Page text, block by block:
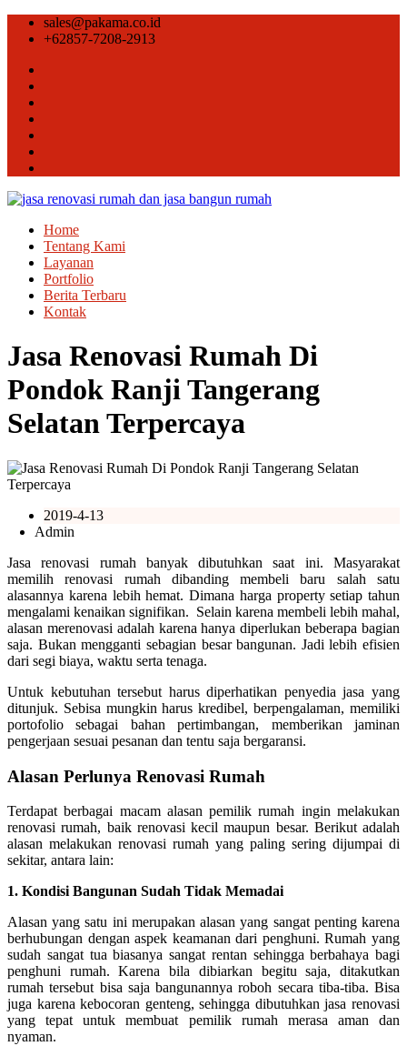
sales@pakama.co.id
+62857-7208-2913
Home
Tentang Kami
Layanan
Portfolio
Berita Terbaru
Kontak
Jasa Renovasi Rumah Di
Pondok Ranji Tangerang
Selatan Terpercaya
2019-4-13
Admin
Jasa renovasi rumah banyak dibutuhkan saat ini. Masyarakat
memilih renovasi rumah dibanding membeli baru salah satu
alasannya karena lebih hemat. Dimana harga property setiap tahun
mengalami kenaikan signifikan. Selain karena membeli lebih mahal,
alasan merenovasi adalah karena hanya diperlukan beberapa bagian
saja. Bukan mengganti sebagian besar bangunan. Jadi lebih efisien
dari segi biaya, waktu serta tenaga.
Untuk kebutuhan tersebut harus diperhatikan penyedia jasa yang
ditunjuk. Sebisa mungkin harus kredibel, berpengalaman, memiliki
portofolio sebagai bahan pertimbangan, memberikan jaminan
pengerjaan sesuai pesanan dan tentu saja bergaransi.
Alasan Perlunya Renovasi Rumah
Terdapat berbagai macam alasan pemilik rumah ingin melakukan
renovasi rumah, baik renovasi kecil maupun besar. Berikut adalah
alasan melakukan renovasi rumah yang paling sering dijumpai di
sekitar, antara lain:
1. Kondisi Bangunan Sudah Tidak Memadai
Alasan yang satu ini merupakan alasan yang sangat penting karena
berhubungan dengan aspek keamanan dari penghuni. Rumah yang
sudah sangat tua biasanya sangat rentan sehingga berbahaya bagi
penghuni rumah. Karena bila dibiarkan begitu saja, ditakutkan
rumah tersebut bisa saja bangunannya roboh secara tiba-tiba. Bisa
juga karena kebocoran genteng, sehingga dibutuhkan jasa renovasi
yang tepat untuk membuat pemilik rumah merasa aman dan
nyaman.